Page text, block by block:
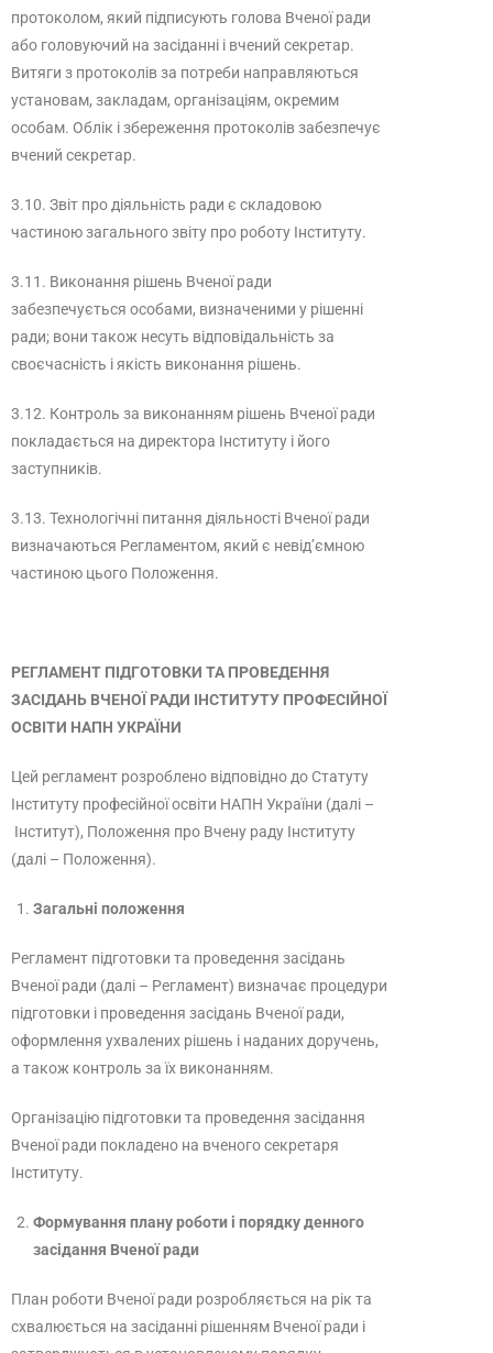
протоколом, який підписують голова Вченої ради
або головуючий на засіданні і вчений секретар.
Витяги з протоколів за потреби направляються
установам, закладам, організаціям, окремим
особам. Облік і збереження протоколів забезпечує
вчений секретар.
3.10. Звіт про діяльність ради є складовою
частиною загального звіту про роботу Інституту.
3.11. Виконання рішень Вченої ради
забезпечується особами, визначеними у рішенні
ради; вони також несуть відповідальність за
своєчасність і якість виконання рішень.
3.12. Контроль за виконанням рішень Вченої ради
покладається на директора Інституту і його
заступників.
3.13. Технологічні питання діяльності Вченої ради
визначаються Регламентом, який є невід’ємною
частиною цього Положення.
РЕГЛАМЕНТ ПІДГОТОВКИ ТА ПРОВЕДЕННЯ
ЗАСІДАНЬ ВЧЕНОЇ РАДИ ІНСТИТУТУ ПРОФЕСІЙНОЇ
ОСВІТИ НАПН УКРАЇНИ
Цей регламент розроблено відповідно до Статуту
Інституту професійної освіти НАПН України (далі –
Інститут), Положення про Вчену раду Інституту
(далі – Положення).
Загальні положення
Регламент підготовки та проведення засідань
Вченої ради (далі – Регламент) визначає процедури
підготовки і проведення засідань Вченої ради,
оформлення ухвалених рішень і наданих доручень,
а також контроль за їх виконанням.
Організацію підготовки та проведення засідання
Вченої ради покладено на вченого секретаря
Інституту.
Формування плану роботи і порядку денного
засідання Вченої ради
План роботи Вченої ради розробляється на рік та
схвалюється на засіданні рішенням Вченої ради і